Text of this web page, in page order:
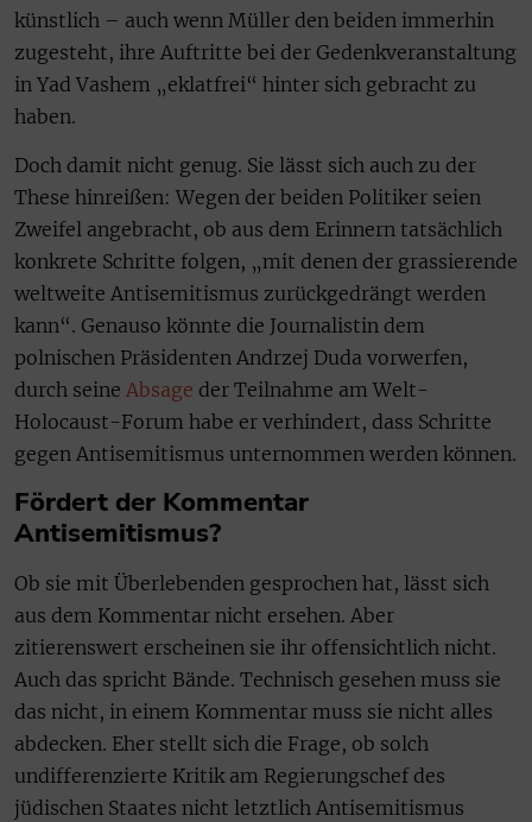
künstlich – auch wenn Müller den beiden immerhin
zugesteht, ihre Auftritte bei der Gedenkveranstaltung
in Yad Vashem „eklatfrei“ hinter sich gebracht zu
haben.
Doch damit nicht genug. Sie lässt sich auch zu der
These hinreißen: Wegen der beiden Politiker seien
Zweifel angebracht, ob aus dem Erinnern tatsächlich
konkrete Schritte folgen, „mit denen der grassierende
weltweite Antisemitismus zurückgedrängt werden
kann“. Genauso könnte die Journalistin dem
polnischen Präsidenten Andrzej Duda vorwerfen,
durch seine Absage der Teilnahme am Welt-
Holocaust-Forum habe er verhindert, dass Schritte
gegen Antisemitismus unternommen werden können.
Fördert der Kommentar
Antisemitismus?
Ob sie mit Überlebenden gesprochen hat, lässt sich
aus dem Kommentar nicht ersehen. Aber
zitierenswert erscheinen sie ihr offensichtlich nicht.
Auch das spricht Bände. Technisch gesehen muss sie
das nicht, in einem Kommentar muss sie nicht alles
abdecken. Eher stellt sich die Frage, ob solch
undifferenzierte Kritik am Regierungschef des
jüdischen Staates nicht letztlich Antisemitismus